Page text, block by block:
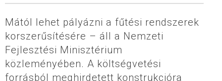
Mától lehet pályázni a fűtési rendszerek
korszerűsítésére – áll a Nemzeti
Fejlesztési Minisztérium
közleményében. A költségvetési
forrásból meghirdetett konstrukcióra